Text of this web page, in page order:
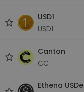
USD1
USD1
Canton
CC
Ethena USDe